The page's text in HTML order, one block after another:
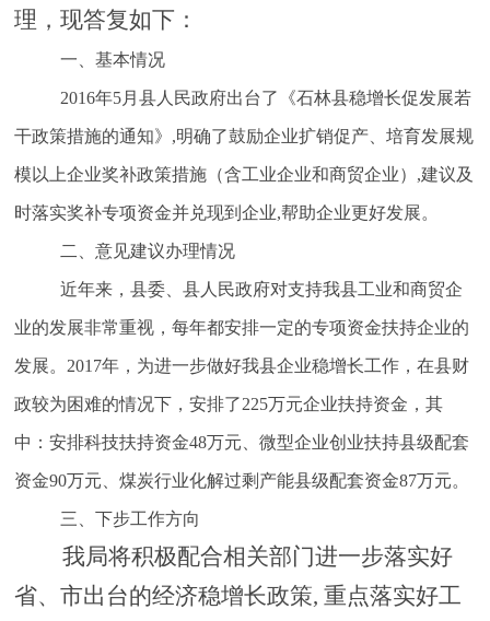
理，现答复如下：
一、基本情况
2016年5月县人民政府出台了《石林县稳增长促发展若
干政策措施的通知》,明确了鼓励企业扩销促产、培育发展规
模以上企业奖补政策措施（含工业企业和商贸企业）,建议及
时落实奖补专项资金并兑现到企业,帮助企业更好发展。
二、意见建议办理情况
近年来，县委、县人民政府对支持我县工业和商贸企
业的发展非常重视，每年都安排一定的专项资金扶持企业的
发展。2017年，为进一步做好我县企业稳增长工作，在县财
政较为困难的情况下，安排了225万元企业扶持资金，其
中：安排科技扶持资金48万元、 微型企业创业扶持县级配套
资金90万元、煤炭行业化解过剩产能县级配套资金87万元。
三、下步工作方向
我局将积极配合相关部门进一步落实好
省、市出台的经济稳增长政策, 重点落实好工